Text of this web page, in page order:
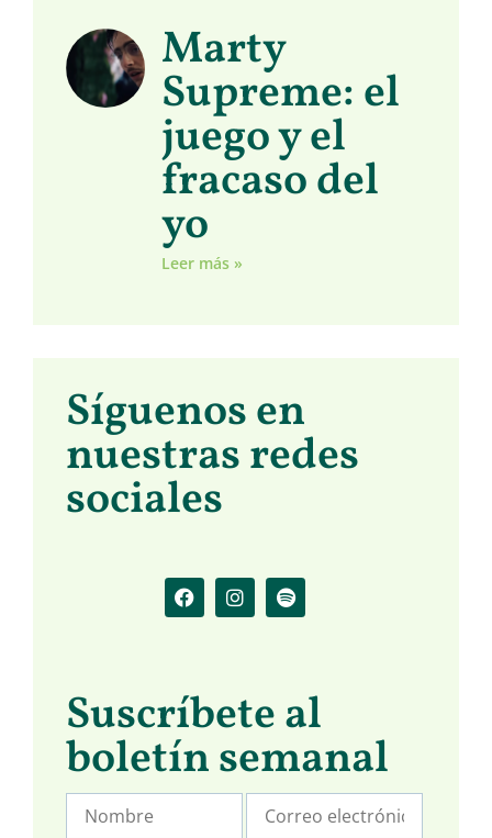
Marty
Supreme: el
juego y el
fracaso del
yo
Leer más »
Síguenos en
nuestras redes
sociales
Suscríbete al
boletín semanal